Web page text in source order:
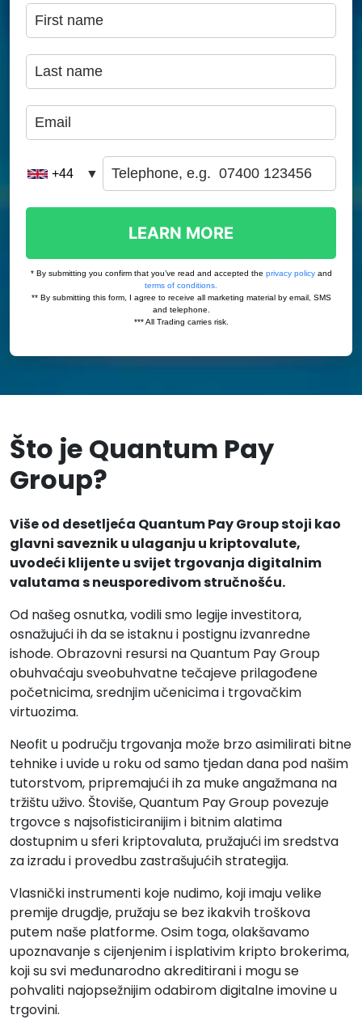
Što je Quantum Pay
Group?
Više od desetljeća Quantum Pay Group stoji kao
glavni saveznik u ulaganju u kriptovalute,
uvodeći klijente u svijet trgovanja digitalnim
valutama s neusporedivom stručnošću.
Od našeg osnutka, vodili smo legije investitora,
osnažujući ih da se istaknu i postignu izvanredne
ishode. Obrazovni resursi na Quantum Pay Group
obuhvaćaju sveobuhvatne tečajeve prilagođene
početnicima, srednjim učenicima i trgovačkim
virtuozima.
Neofit u području trgovanja može brzo asimilirati bitne
tehnike i uvide u roku od samo tjedan dana pod našim
tutorstvom, pripremajući ih za muke angažmana na
tržištu uživo. Štoviše, Quantum Pay Group povezuje
trgovce s najsofisticiranijim i bitnim alatima
dostupnim u sferi kriptovaluta, pružajući im sredstva
za izradu i provedbu zastrašujućih strategija.
Vlasnički instrumenti koje nudimo, koji imaju velike
premije drugdje, pružaju se bez ikakvih troškova
putem naše platforme. Osim toga, olakšavamo
upoznavanje s cijenjenim i isplativim kripto brokerima,
koji su svi međunarodno akreditirani i mogu se
pohvaliti najopsežnijim odabirom digitalne imovine u
trgovini.